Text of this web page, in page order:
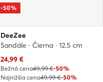
-50%
DeeZee
Sandále · Čierna · 12.5 cm
Aktuálna cena
24,99 €
Bežná cena49,99 €-50%
Najnižšia cena49,99 €-50%